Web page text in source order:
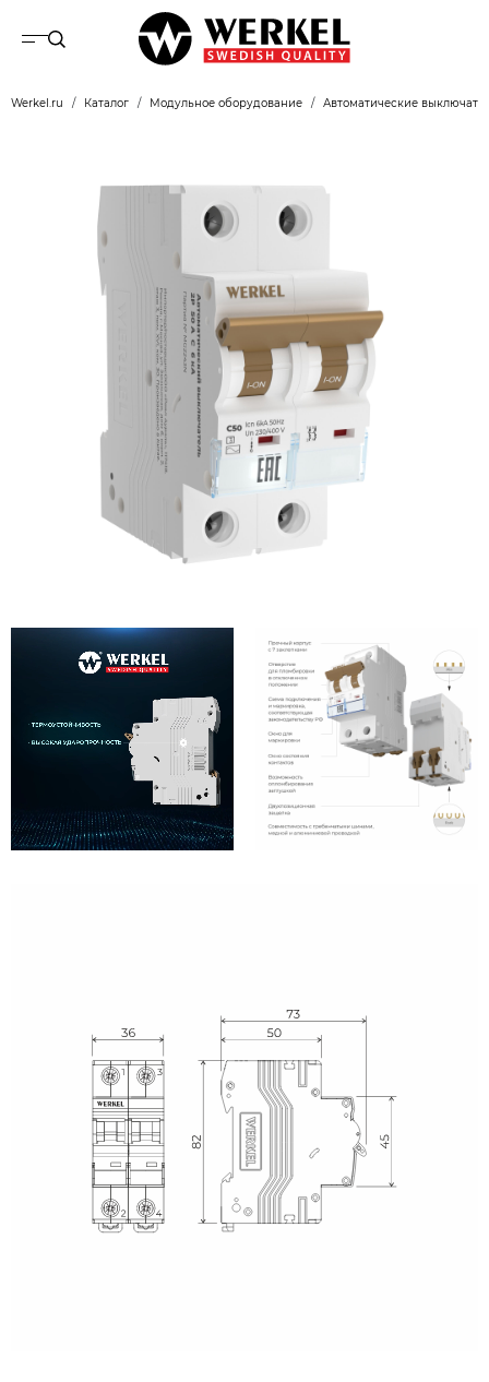
Werkel.ru Каталог Модульное оборудование Автоматические